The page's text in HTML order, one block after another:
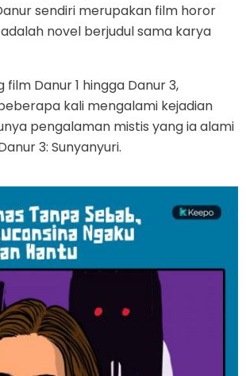
sendiri merupakan film horor
novel berjudul sama karya
film Danur 1 hingga Danur 3,
kali mengalami kejadian
pengalaman mistis yang ia alami
3: Sunyanyuri.